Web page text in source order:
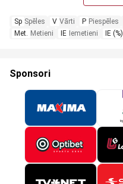
Sp Spēles V Vārti P Piespēles
Met. Metieni IE Iemetieni IE (%)
Sponsori